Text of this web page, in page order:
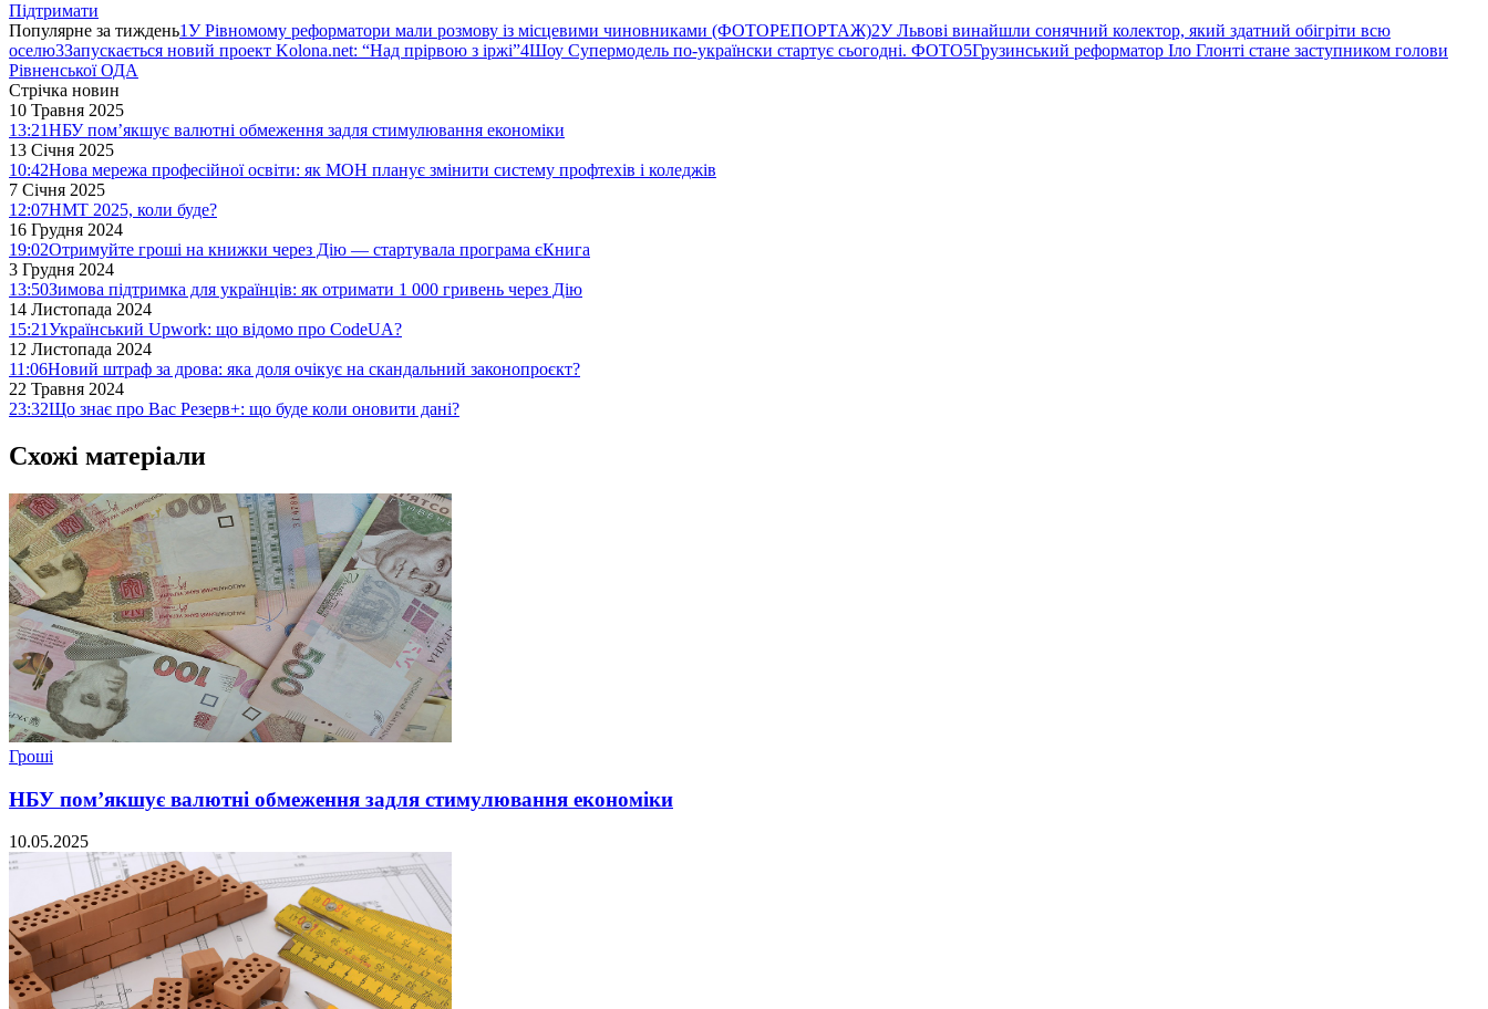
Підтримати
Популярне за тиждень1У Рівномому реформатори мали розмову із місцевими чиновниками (ФОТОРЕПОРТАЖ)2У Львові винайшли сонячний колектор, який здатний обігріти всю
оселю3Запускається новий проект Kolona.net: “Над прірвою з іржі”4Шоу Супермодель по-українски стартує сьогодні. ФОТО5Грузинський реформатор Іло Глонті стане заступником голови
Рівненської ОДА
Стрічка новин
10 Травня 2025
13:21НБУ пом’якшує валютні обмеження задля стимулювання економіки
13 Січня 2025
10:42Нова мережа професійної освіти: як МОН планує змінити систему профтехів і коледжів
7 Січня 2025
12:07НМТ 2025, коли буде?
16 Грудня 2024
19:02Отримуйте гроші на книжки через Дію — стартувала програма єКнига
3 Грудня 2024
13:50Зимова підтримка для українців: як отримати 1 000 гривень через Дію
14 Листопада 2024
15:21Український Upwork: що відомо про CodeUA?
12 Листопада 2024
11:06Новий штраф за дрова: яка доля очікує на скандальний законопроєкт?
22 Травня 2024
23:32Що знає про Вас Резерв+: що буде коли оновити дані?
Схожі матеріали
Гроші
НБУ пом’якшує валютні обмеження задля стимулювання економіки
10.05.2025